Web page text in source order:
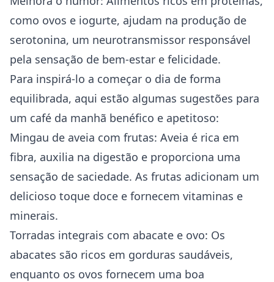
como ovos e iogurte, ajudam na produção de
serotonina, um neurotransmissor responsável
pela sensação de bem-estar e felicidade.
Para inspirá-lo a começar o dia de forma
equilibrada, aqui estão algumas sugestões para
um café da manhã benéfico e apetitoso:
Mingau de aveia com frutas: Aveia é rica em
fibra, auxilia na digestão e proporciona uma
sensação de saciedade. As frutas adicionam um
delicioso toque doce e fornecem vitaminas e
minerais.
Torradas integrais com abacate e ovo: Os
abacates são ricos em gorduras saudáveis,
enquanto os ovos fornecem uma boa